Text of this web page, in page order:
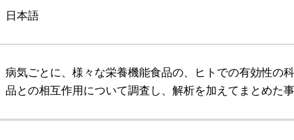
日本語
病気ごとに、様々な栄養機能食品の、ヒトでの有効性の
品との相互作用について調査し、解析を加えてまとめた事